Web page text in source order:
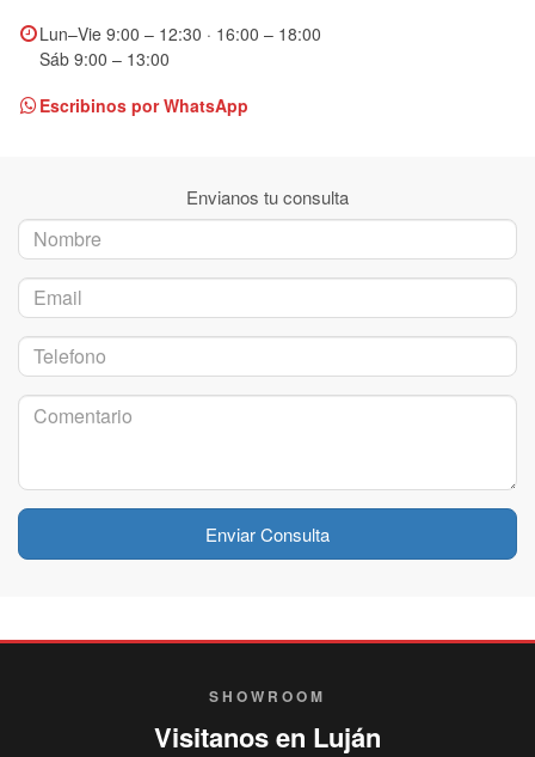
Lun–Vie 9:00 – 12:30 · 16:00 – 18:00
Sáb 9:00 – 13:00
Escribinos por WhatsApp
Envianos tu consulta
Enviar Consulta
SHOWROOM
Visitanos en Luján